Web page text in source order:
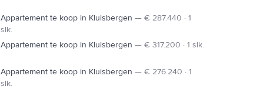
Appartement te koop in Kluisbergen —€ 287.440 · 1
slk.
Appartement te koop in Kluisbergen —€ 317.200 · 1 slk.
Appartement te koop in Kluisbergen —€ 276.240 · 1
slk.